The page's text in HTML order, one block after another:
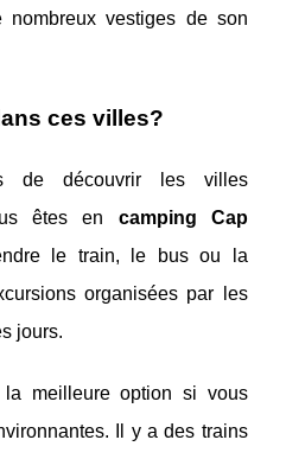
vestiges de son
ces villes?
de découvrir les villes
êtes en camping Cap
le train, le bus ou la
organisées par les
jours.
la meilleure option si vous
Il y a des trains